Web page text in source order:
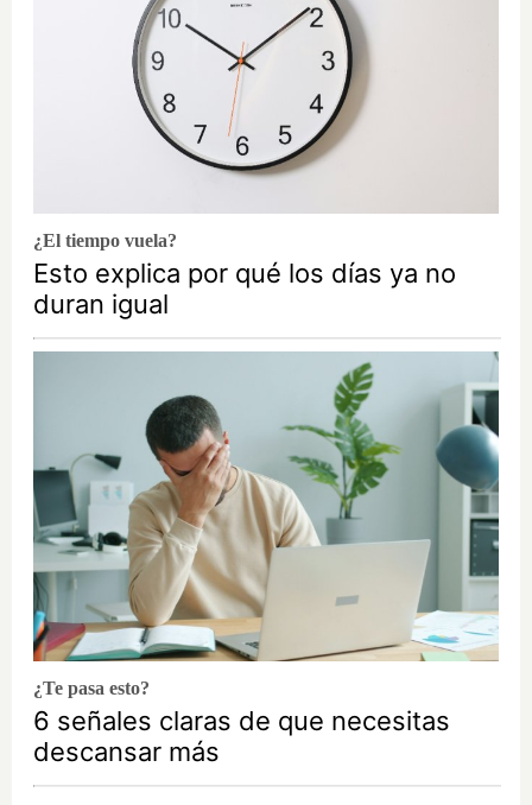
¿El tiempo vuela?
Esto explica por qué los días ya no
duran igual
¿Te pasa esto?
6 señales claras de que necesitas
descansar más